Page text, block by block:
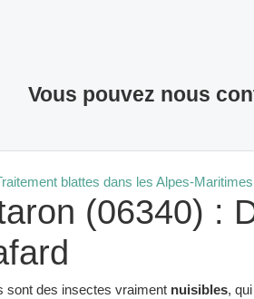
Vous pouvez nous
blattes dans les Alpes-Maritimes
(06340) :
sont des insectes vraiment nuisibles,